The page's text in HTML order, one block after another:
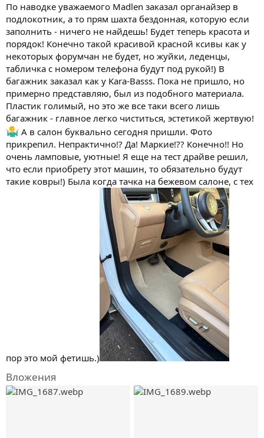
По наводке уважаемого Madlen заказал органайзер в
подлокотник, а то прям шахта бездонная, которую если
заполнить - ничего не найдешь! Будет теперь красота и
порядок! Конечно такой красивой красной ксивы как у
некоторых форумчан не будет, но жуйки, леденцы,
табличка с номером телефона будут под рукой!) В
багажник заказал как у Kara-Basss. Пока не пришло, но
примерно представляю, был из подобного материала.
Пластик голимый, но это же все таки всего лишь
багажник - главное легко чиститься, эстетикой жертвую!
А в салон буквально сегодня пришли. Фото
прикрепил. Непрактично!? Да! Маркие!?? Конечно!! Но
очень ламповые, уютные! Я еще на тест драйве решил,
что если приобрету этот машин, то обязательно будут
такие ковры!) Была когда тачка на бежевом салоне, с тех
пор это мой фетишь.)
Вложения